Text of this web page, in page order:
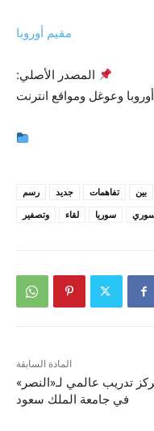
مقيم أوروبا
المصدر الأصلي:
وعوغل ومواقع انترنت
بين تفاهمات جديد
رسم
سوريا لقاء وتصفير
المادة السابقة
تدريب عالمي لـ«النصر»
في جامعة الملك سعود